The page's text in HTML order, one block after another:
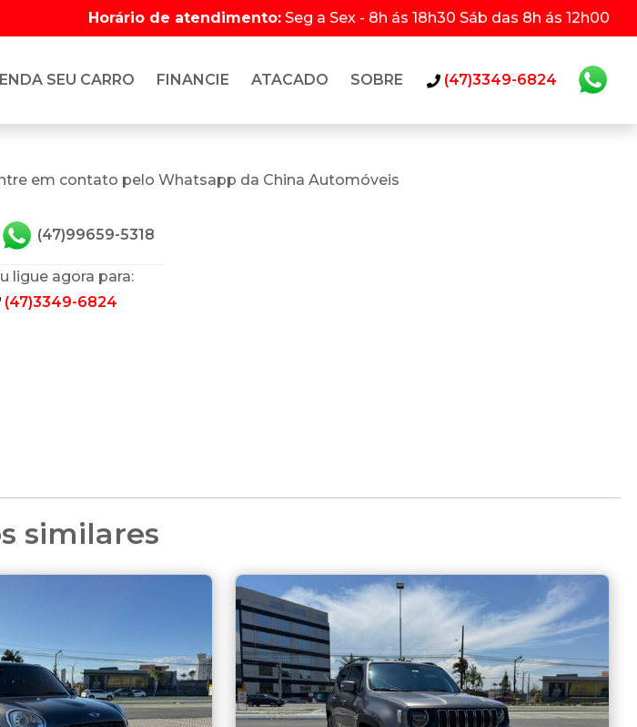
Horário de atendimento: Seg a Sex - 8h ás 18h30 Sáb das 8h ás 12h00
SEU CARRO FINANCIE ATACADO SOBRE (47)3349-6824
em contato pelo Whatsapp da China Automóveis
(47)99659-5318
ligue agora para:
(47)3349-6824
similares